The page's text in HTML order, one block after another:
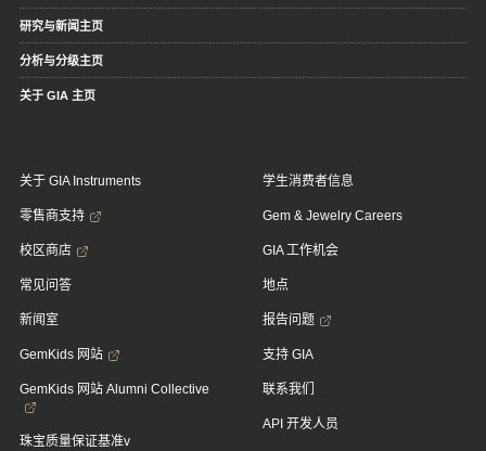
研究与新闻主页
分析与分级主页
关于 GIA 主页
关于 GIA Instruments
零售商支持
校区商店
常见问答
新闻室
GemKids 网站
GemKids 网站 Alumni Collective
珠宝质量保证基准v
学生消费者信息
Gem & Jewelry Careers
GIA 工作机会
地点
报告问题
支持 GIA
联系我们
API 开发人员